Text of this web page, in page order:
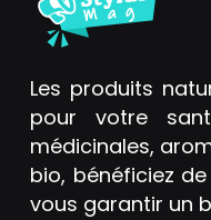
Les produits
pour votre
médicinales,
bio, bénéficiez
vous garantir un